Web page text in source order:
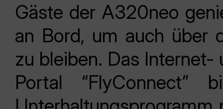
Gäste der A320neo
an Bord, um auch über
zu bleiben. Das Internet-
Portal “FlyConnect”